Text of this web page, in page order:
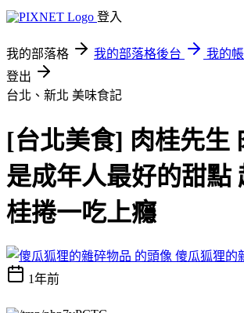
登入
我的部落格 我的部落格後台
我的
登出
台北、新北 美味食記
[台北美食] 肉桂先生
是成年人最好的甜點
桂捲一吃上癮
傻瓜狐狸的
1年前